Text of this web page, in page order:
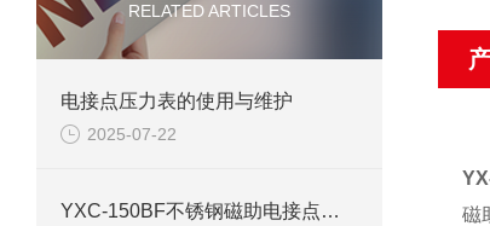
RELATED ARTICLES
电接点压力表的使用与维护
2025-07-22
YXC-150BF不锈钢磁助电接点压力表产品介绍
磁